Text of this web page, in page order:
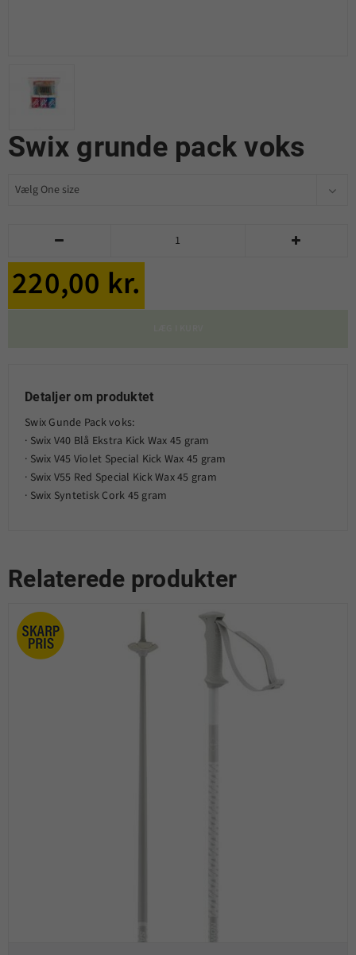
Swix grunde pack voks
 
220,00 kr.
Detaljer om produktet
Swix Gunde Pack voks:
· Swix V40 Blå Ekstra Kick Wax 45 gram
· Swix V45 Violet Special Kick Wax 45 gram
· Swix V55 Red Special Kick Wax 45 gram
· Swix Syntetisk Cork 45 gram
Relaterede produkter